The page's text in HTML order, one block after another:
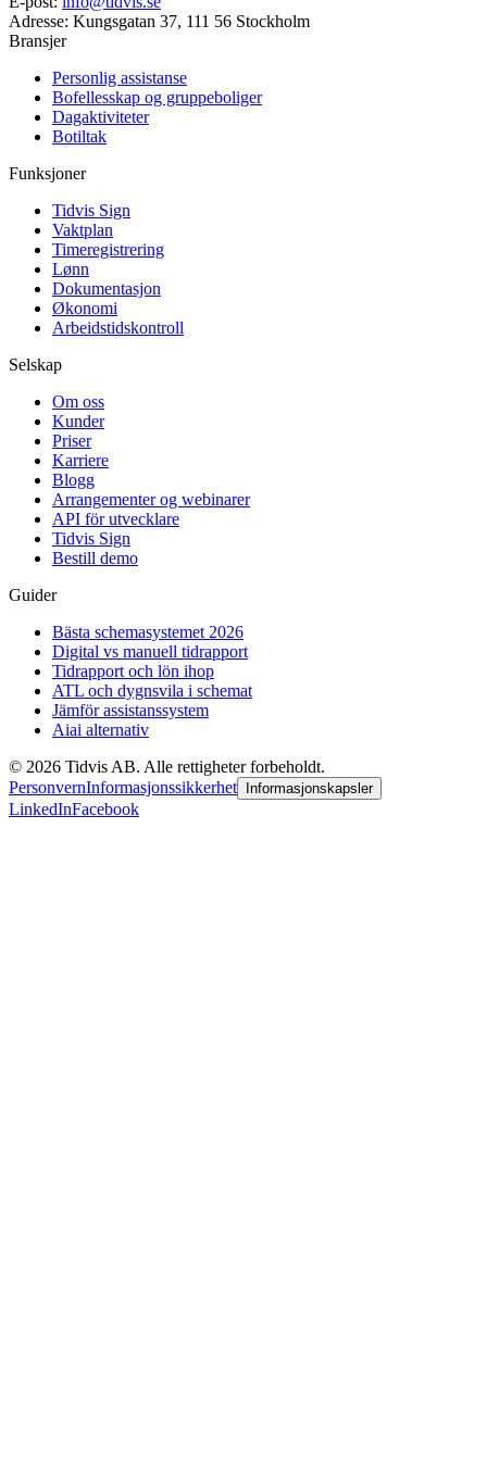
Adresse: Kungsgatan 37, 111 56 Stockholm
Bransjer
Personlig assistanse
Bofellesskap og gruppeboliger
Dagaktiviteter
Botiltak
Funksjoner
Tidvis Sign
Vaktplan
Timeregistrering
Lønn
Dokumentasjon
Økonomi
Arbeidstidskontroll
Selskap
Om oss
Kunder
Priser
Karriere
Blogg
Arrangementer og webinarer
API för utvecklare
Tidvis Sign
Bestill demo
Guider
Bästa schemasystemet 2026
Digital vs manuell tidrapport
Tidrapport och lön ihop
ATL och dygnsvila i schemat
Jämför assistanssystem
Aiai alternativ
© 2026 Tidvis AB. Alle rettigheter forbeholdt.
PersonvernInformasjonssikkerhet Informasjonskapsler
LinkedInFacebook